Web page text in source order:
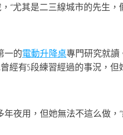
“尤其是二三線城市的先生
一的電動升降桌專門研究就讀
經有5段練習經過的事況，但
用，但她無法不這么做，